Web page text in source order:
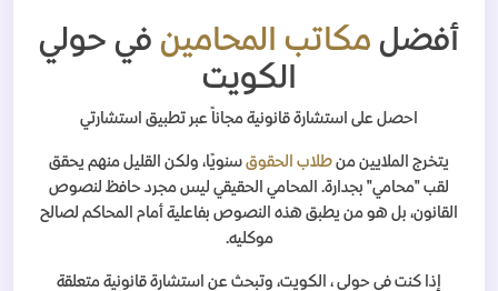
أفضل مكاتب المحامين في حولي
الكويت
احصل على استشارة قانونية مجاناً عبر تطبيق استشارتي
يتخرج الملايين من طلاب الحقوق سنويًا، ولكن القليل منهم يحقق
لقب "محامي" بجدارة. المحامي الحقيقي ليس مجرد حافظ لنصوص
القانون، بل هو من يطبق هذه النصوص بفاعلية أمام المحاكم لصالح
موكليه.
إذا كنت في حولي ، الكويت، وتبحث عن استشارة قانونية متعلقة